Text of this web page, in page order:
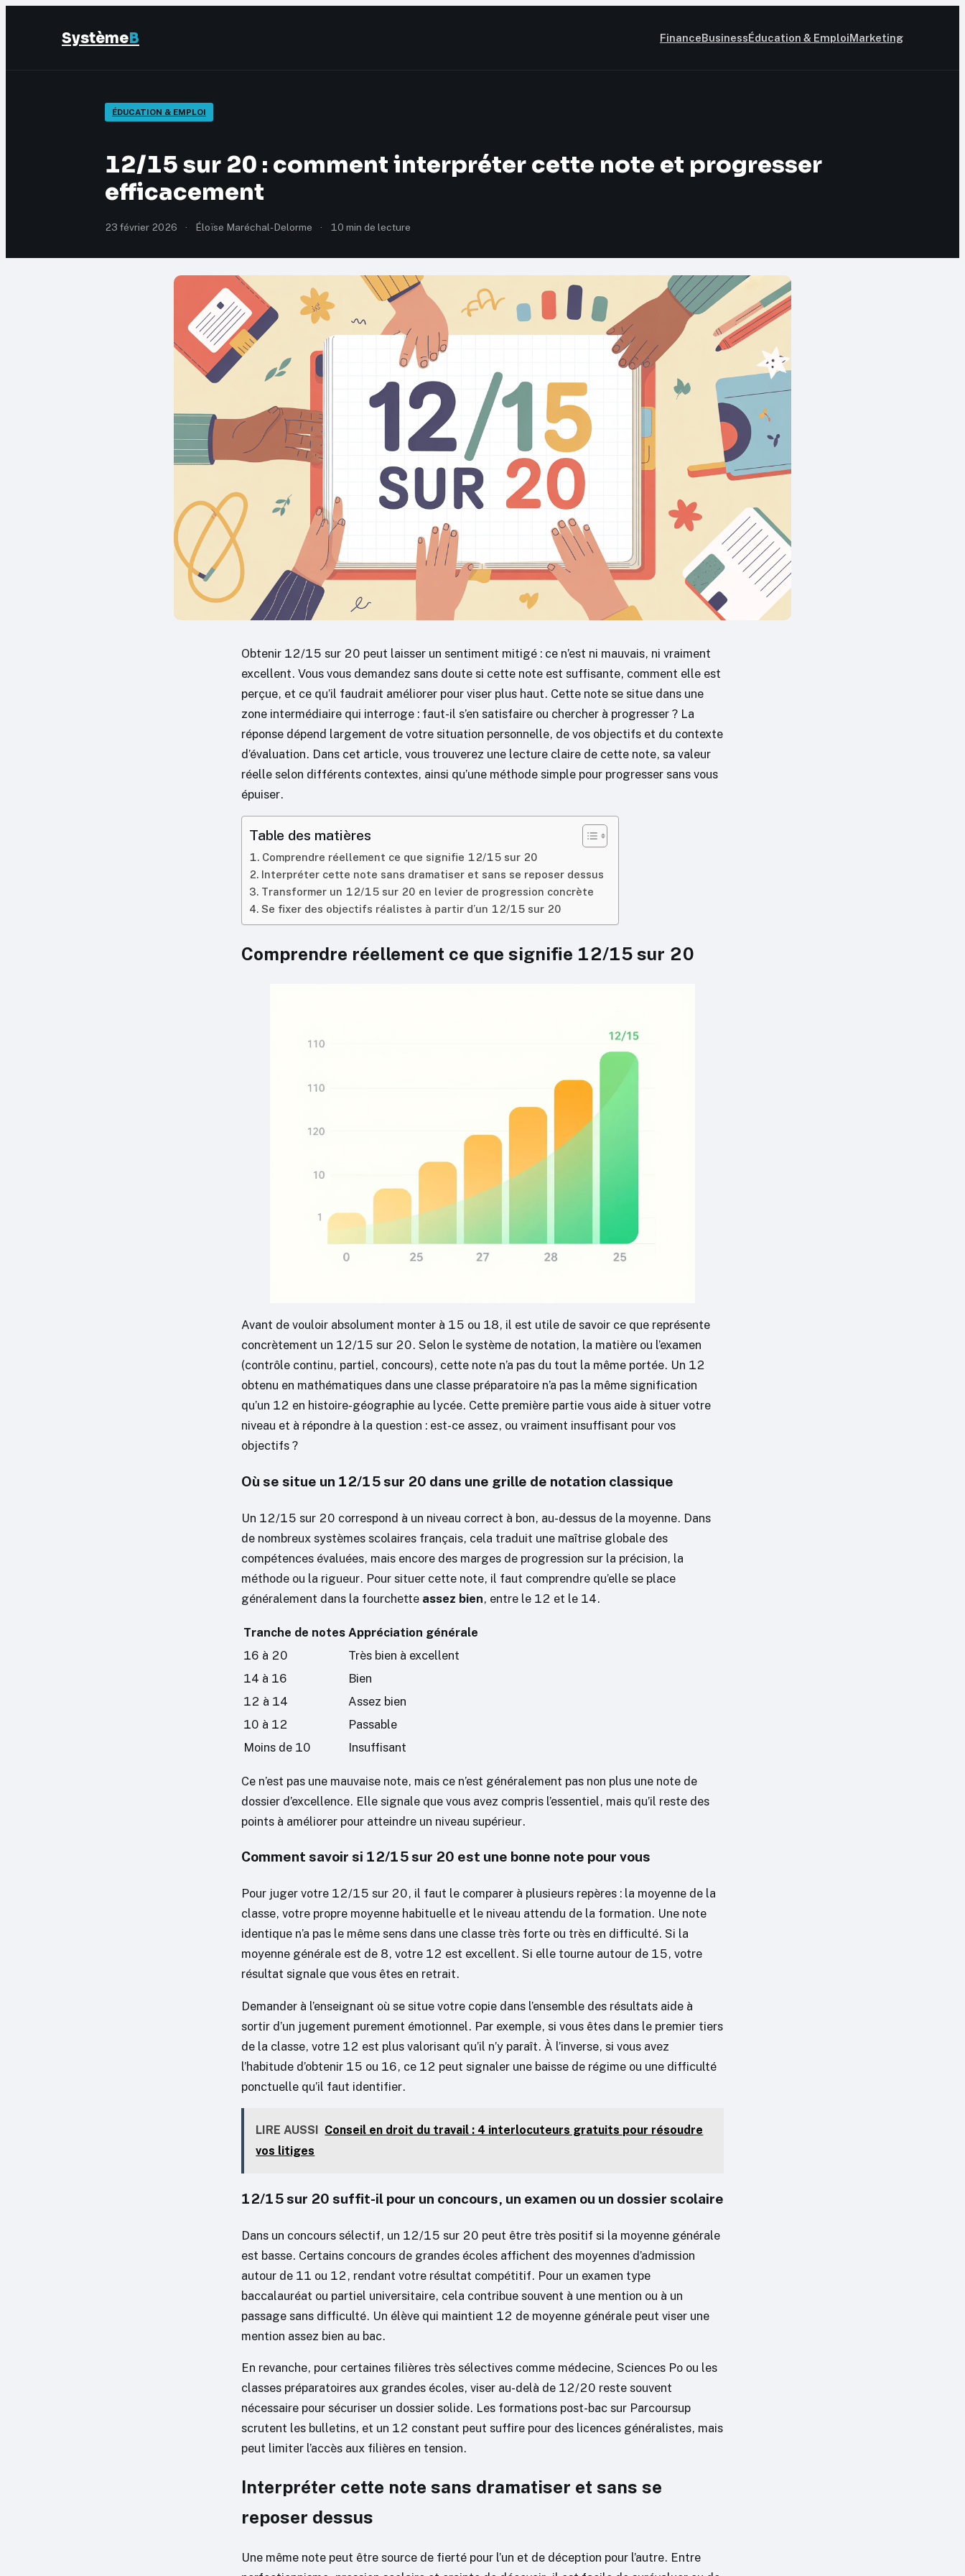
SystèmeB FinanceBusinessÉducation & EmploiMarketing
ÉDUCATION & EMPLOI
12/15 sur 20 : comment interpréter cette note et progresser
efficacement
23 février 2026 · Éloïse Maréchal-Delorme · 10 min de lecture
Obtenir 12/15 sur 20 peut laisser un sentiment mitigé : ce n’est ni mauvais, ni vraiment
excellent. Vous vous demandez sans doute si cette note est suffisante, comment elle est
perçue, et ce qu’il faudrait améliorer pour viser plus haut. Cette note se situe dans une
zone intermédiaire qui interroge : faut-il s’en satisfaire ou chercher à progresser ? La
réponse dépend largement de votre situation personnelle, de vos objectifs et du contexte
d’évaluation. Dans cet article, vous trouverez une lecture claire de cette note, sa valeur
réelle selon différents contextes, ainsi qu’une méthode simple pour progresser sans vous
épuiser.
Table des matières
Comprendre réellement ce que signifie 12/15 sur 20
Interpréter cette note sans dramatiser et sans se reposer dessus
Transformer un 12/15 sur 20 en levier de progression concrète
Se fixer des objectifs réalistes à partir d’un 12/15 sur 20
Comprendre réellement ce que signifie 12/15 sur 20
Avant de vouloir absolument monter à 15 ou 18, il est utile de savoir ce que représente
concrètement un 12/15 sur 20. Selon le système de notation, la matière ou l’examen
(contrôle continu, partiel, concours), cette note n’a pas du tout la même portée. Un 12
obtenu en mathématiques dans une classe préparatoire n’a pas la même signification
qu’un 12 en histoire-géographie au lycée. Cette première partie vous aide à situer votre
niveau et à répondre à la question : est-ce assez, ou vraiment insuffisant pour vos
objectifs ?
Où se situe un 12/15 sur 20 dans une grille de notation classique
Un 12/15 sur 20 correspond à un niveau correct à bon, au-dessus de la moyenne. Dans
de nombreux systèmes scolaires français, cela traduit une maîtrise globale des
compétences évaluées, mais encore des marges de progression sur la précision, la
méthode ou la rigueur. Pour situer cette note, il faut comprendre qu’elle se place
généralement dans la fourchette assez bien, entre le 12 et le 14.
Tranche de notes Appréciation générale
16 à 20
Très bien à excellent
14 à 16
Bien
12 à 14
Assez bien
10 à 12
Passable
Moins de 10
Insuffisant
Ce n’est pas une mauvaise note, mais ce n’est généralement pas non plus une note de
dossier d’excellence. Elle signale que vous avez compris l’essentiel, mais qu’il reste des
points à améliorer pour atteindre un niveau supérieur.
Comment savoir si 12/15 sur 20 est une bonne note pour vous
Pour juger votre 12/15 sur 20, il faut le comparer à plusieurs repères : la moyenne de la
classe, votre propre moyenne habituelle et le niveau attendu de la formation. Une note
identique n’a pas le même sens dans une classe très forte ou très en difficulté. Si la
moyenne générale est de 8, votre 12 est excellent. Si elle tourne autour de 15, votre
résultat signale que vous êtes en retrait.
Demander à l’enseignant où se situe votre copie dans l’ensemble des résultats aide à
sortir d’un jugement purement émotionnel. Par exemple, si vous êtes dans le premier tiers
de la classe, votre 12 est plus valorisant qu’il n’y paraît. À l’inverse, si vous avez
l’habitude d’obtenir 15 ou 16, ce 12 peut signaler une baisse de régime ou une difficulté
ponctuelle qu’il faut identifier.
LIRE AUSSI
Conseil en droit du travail : 4 interlocuteurs gratuits pour résoudre
vos litiges
12/15 sur 20 suffit-il pour un concours, un examen ou un dossier scolaire
Dans un concours sélectif, un 12/15 sur 20 peut être très positif si la moyenne générale
est basse. Certains concours de grandes écoles affichent des moyennes d’admission
autour de 11 ou 12, rendant votre résultat compétitif. Pour un examen type
baccalauréat ou partiel universitaire, cela contribue souvent à une mention ou à un
passage sans difficulté. Un élève qui maintient 12 de moyenne générale peut viser une
mention assez bien au bac.
En revanche, pour certaines filières très sélectives comme médecine, Sciences Po ou les
classes préparatoires aux grandes écoles, viser au-delà de 12/20 reste souvent
nécessaire pour sécuriser un dossier solide. Les formations post-bac sur Parcoursup
scrutent les bulletins, et un 12 constant peut suffire pour des licences généralistes, mais
peut limiter l’accès aux filières en tension.
Interpréter cette note sans dramatiser et sans se
reposer dessus
Une même note peut être source de fierté pour l’un et de déception pour l’autre. Entre